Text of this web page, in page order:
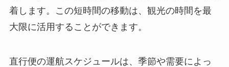
着します。この短時間の移動は、観光の時間を最
大限に活用することができます。
直行便の運航スケジュールは、季節や需要によっ